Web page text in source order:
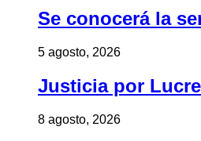
Se conocerá la
5 agosto, 2026
Justicia por
8 agosto, 2026